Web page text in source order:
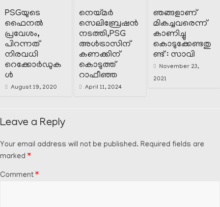
PSGയുടെ
ഫൈനൽ
പ്രവേശം,
പിറന്നത്
നിരവധി
റെക്കോർഡുക
ൾ
August 19, 2020
നെയ്മർ
സെലിബ്രേഷൻ
നടത്തി,PSG
അൾട്രാസിന്
കണക്കിന്
കൊടുത്ത്
റാഫീഞ്ഞ
April 11, 2024
ഞങ്ങളാണ്
മികച്ചവരെന്ന്
കാണിച്ചു
കൊടുക്കേണ്ടതു
ണ്ട് : സാവി
November 23,
2021
Leave a Reply
Your email address will not be published. Required fields are
marked *
Comment *